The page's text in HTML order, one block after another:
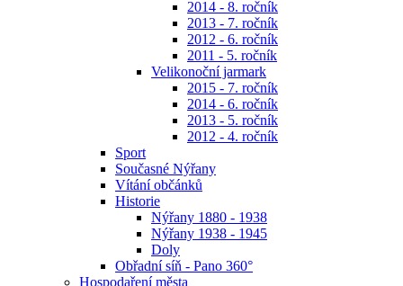
2014 - 8. ročník
2013 - 7. ročník
2012 - 6. ročník
2011 - 5. ročník
Velikonoční jarmark
2015 - 7. ročník
2014 - 6. ročník
2013 - 5. ročník
2012 - 4. ročník
Sport
Současné Nýřany
Vítání občánků
Historie
Nýřany 1880 - 1938
Nýřany 1938 - 1945
Doly
Obřadní síň - Pano 360°
Hospodaření města